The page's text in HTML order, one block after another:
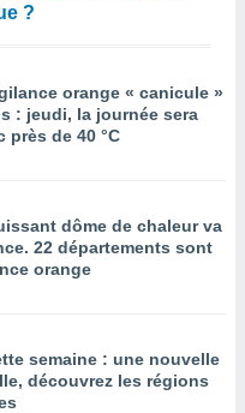
?
orange « canicule »
: jeudi, la journée sera
près de 40 °C
dôme de chaleur va
22 départements sont
orange
semaine : une nouvelle
découvrez les régions